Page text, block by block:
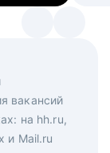
вакансий
на hh.ru,
и Mail.ru
странице
возьмутся